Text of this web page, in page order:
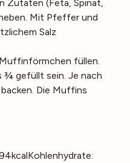
Zutaten (Feta, Spinat,
Mit Pfeffer und
Salz
füllen.
¾ gefüllt sein. Je nach
Die Muffins
kcalKohlenhydrate: